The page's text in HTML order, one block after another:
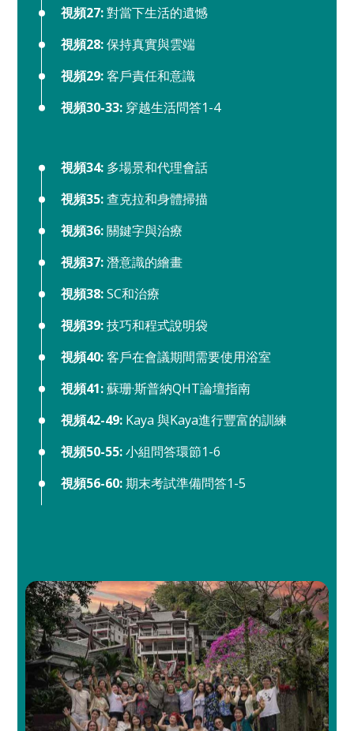
視頻27:對當下生活的遺憾
視頻28:保持真實與雲端
視頻29:客戶責任和意識
視頻30-33: 穿越生活問答1-4
視頻34: 多場景和代理會話
視頻35:查克拉和身體掃描
視頻36:關鍵字與治療
視頻37:潛意識的繪畫
視頻38:SC和治療
視頻39:技巧和程式說明袋
視頻40:客戶在會議期間需要使用浴室
視頻41:蘇珊·斯普納QHT論壇指南
視頻42-49: Kaya 與Kaya進行豐富的訓練
視頻50-55:小組問答環節1-6
視頻56-60:期末考試準備問答1-5